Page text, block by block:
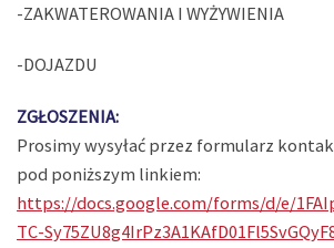
-ZAKWATEROWANIA I WYŻYWIENIA
-DOJAZDU
ZGŁOSZENIA:
Prosimy wysyłać przez formularz
pod poniższym linkiem:
https://docs.google.com/forms/d/e/
TC-